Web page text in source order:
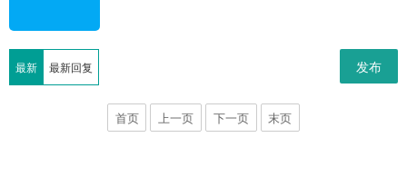
最新 最新回复 发布
首页 上一页 下一页 末页